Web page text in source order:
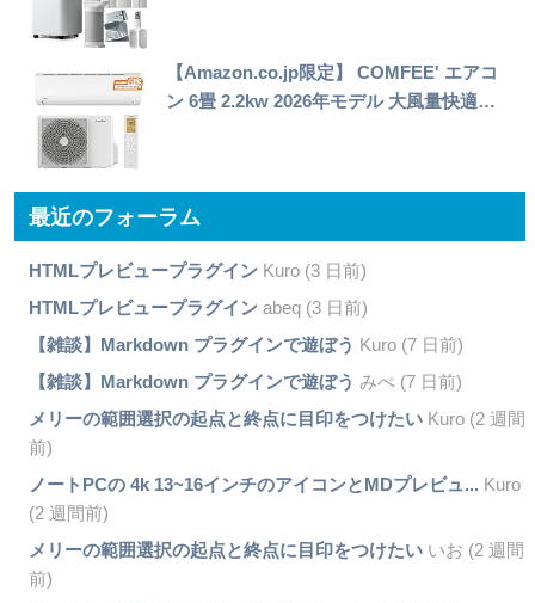
【Amazon.co.jp限定】 COMFEE' エアコ
ン 6畳 2.2kw 2026年モデル 大風量快適…
最近のフォーラム
HTMLプレビュープラグインKuro (3 日前)
HTMLプレビュープラグインabeq (3 日前)
【雑談】Markdown プラグインで遊ぼう Kuro (7 日前)
【雑談】Markdown プラグインで遊ぼう みぺ (7 日前)
メリーの範囲選択の起点と終点に目印をつけたいKuro (2 週間
前)
ノートPCの 4k 13~16インチのアイコンとMDプレビュ... Kuro
(2 週間前)
メリーの範囲選択の起点と終点に目印をつけたいいお (2 週間
前)